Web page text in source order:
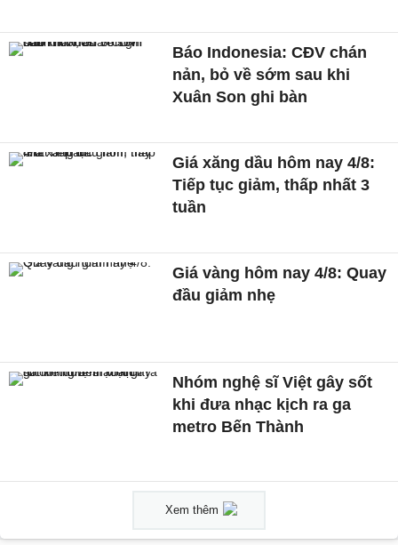
Báo Indonesia: CĐV chán
nản, bỏ về sớm sau khi
Xuân Son ghi bàn
Giá xăng dầu hôm nay 4/8:
Tiếp tục giảm, thấp nhất 3
tuần
Giá vàng hôm nay 4/8: Quay
đầu giảm nhẹ
Nhóm nghệ sĩ Việt gây sốt
khi đưa nhạc kịch ra ga
metro Bến Thành
Xem thêm